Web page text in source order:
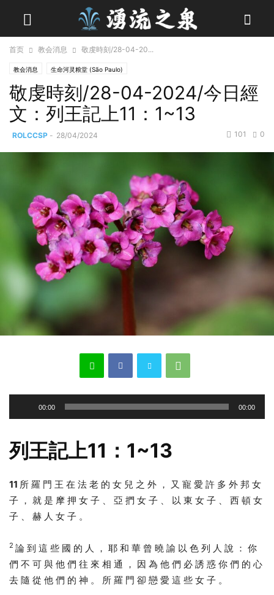
首页 教会消息 敬虔時刻/28-04-20...
教会消息 生命河灵粮堂 (São Paulo)
敬虔時刻/28-04-2024/今日經
文：列王記上11：1~13
ROLCCSP - 28/04/2024 0
101
Player
00:00 00:00
列王記上11：1~13
11 所 羅 門 王 在 法 老 的 女 兒 之 外 ， 又 寵 愛 許 多 外 邦 女
子 ， 就 是 摩 押 女 子 、 亞 捫 女 子 、 以 東 女 子 、 西 頓 女
子 、 赫 人 女 子 。
2 論 到 這 些 國 的 人 ， 耶 和 華 曾 曉 諭 以 色 列 人 說 ： 你
們 不 可 與 他 們 往 來 相 通 ， 因 為 他 們 必 誘 惑 你 們 的 心
去 隨 從 他 們 的 神 。 所 羅 門 卻 戀 愛 這 些 女 子 。